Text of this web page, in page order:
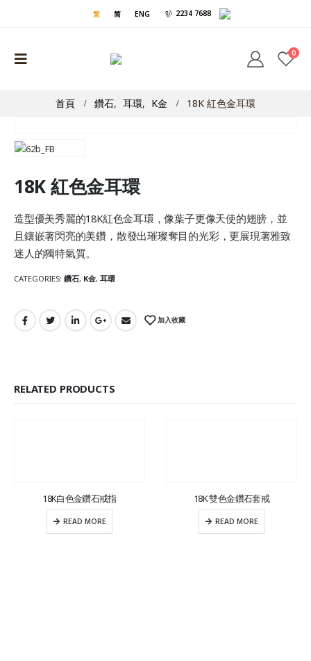
繁 简 ENG 2234 7688
0
首頁 鑽石, 耳環, K金 18K 紅色金耳環
18K 紅色金耳環
造型優美秀麗的18K紅色金耳環，像葉子更像天使的翅膀，並
且鑲嵌著閃亮的美鑽，散發出璀璨奪目的光彩，更展現著雅致
迷人的獨特氣質。
CATEGORIES: 鑽石, K金, 耳環
加入收藏
RELATED PRODUCTS
18K白色金鑽石戒指
READ MORE
18K 雙色金鑽石套戒
READ MORE